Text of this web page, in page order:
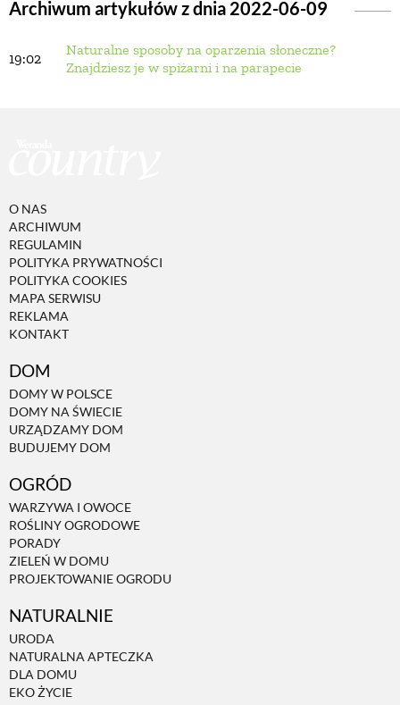
Archiwum artykułów z dnia 2022-06-09
19:02
Naturalne sposoby na oparzenia słoneczne?
Znajdziesz je w spiżarni i na parapecie
O NAS
ARCHIWUM
REGULAMIN
POLITYKA PRYWATNOŚCI
POLITYKA COOKIES
MAPA SERWISU
REKLAMA
KONTAKT
DOM
DOMY W POLSCE
DOMY NA ŚWIECIE
URZĄDZAMY DOM
BUDUJEMY DOM
OGRÓD
WARZYWA I OWOCE
ROŚLINY OGRODOWE
PORADY
ZIELEŃ W DOMU
PROJEKTOWANIE OGRODU
NATURALNIE
URODA
NATURALNA APTECZKA
DLA DOMU
EKO ŻYCIE
BUDUJEMY DOM
PROJEKTOWANIE OGRODU
NATURALNA APTECZKA